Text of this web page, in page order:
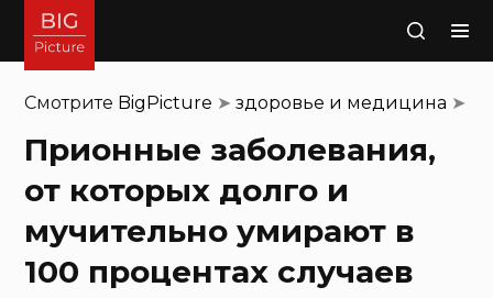
Поиск
Смотрите BigPicture ➤здоровье и медицина ➤
Прионные заболевания,
от которых долго и
мучительно умирают в
100 процентах случаев